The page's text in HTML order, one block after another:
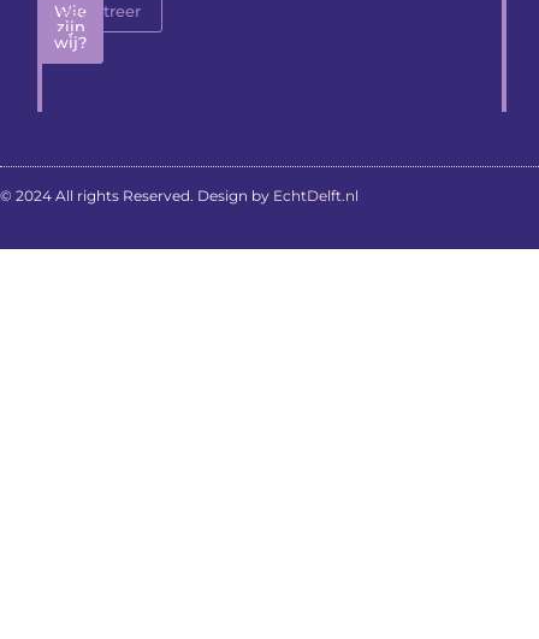
Wie
zijn
wij?
Registreer
© 2024 All rights Reserved. Design by EchtDelft.nl